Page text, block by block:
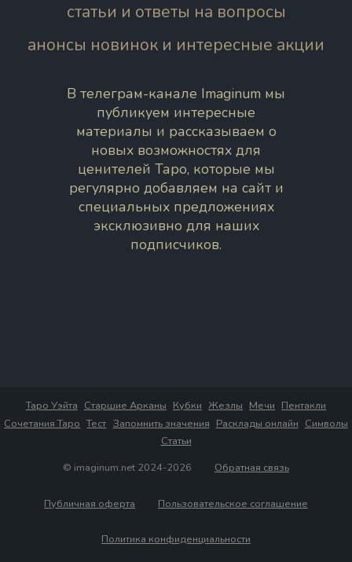
статьи и ответы на вопросы
анонсы новинок и интересные акции
В телеграм-канале Imaginum мы
публикуем интересные
материалы и рассказываем о
новых возможностях для
ценителей Таро, которые мы
регулярно добавляем на сайт и
специальных предложениях
эксклюзивно для наших
подписчиков.
Таро Уэйта Старшие Арканы Кубки Жезлы Мечи Пентакли
Сочетания Таро Тест Запомнить значения Расклады онлайн Символы
Статьи
© imaginum.net 2024-2026
Обратная связь
Публичная оферта Пользовательское соглашение
Политика конфиденциальности